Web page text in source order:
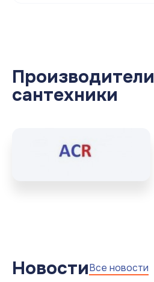
Производители
сантехники
НовостиВсе новости